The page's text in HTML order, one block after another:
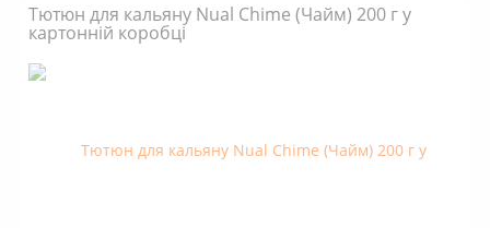
Тютюн для кальяну Nual Chime (Чайм) 200 г у
картонній коробці